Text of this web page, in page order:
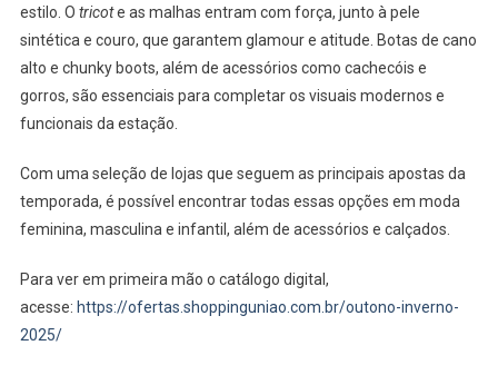
estilo. O tricote as malhas entram com força, junto à pele
sintética e couro, que garantem glamour e atitude. Botas de cano
alto e chunky boots, além de acessórios como cachecóis e
gorros, são essenciais para completar os visuais modernos e
funcionais da estação.
Com uma seleção de lojas que seguem as principais apostas da
temporada, é possível encontrar todas essas opções em moda
feminina, masculina e infantil, além de acessórios e calçados.
Para ver em primeira mão o catálogo digital,
acesse: https://ofertas.shoppinguniao.com.br/outono-inverno-
2025/